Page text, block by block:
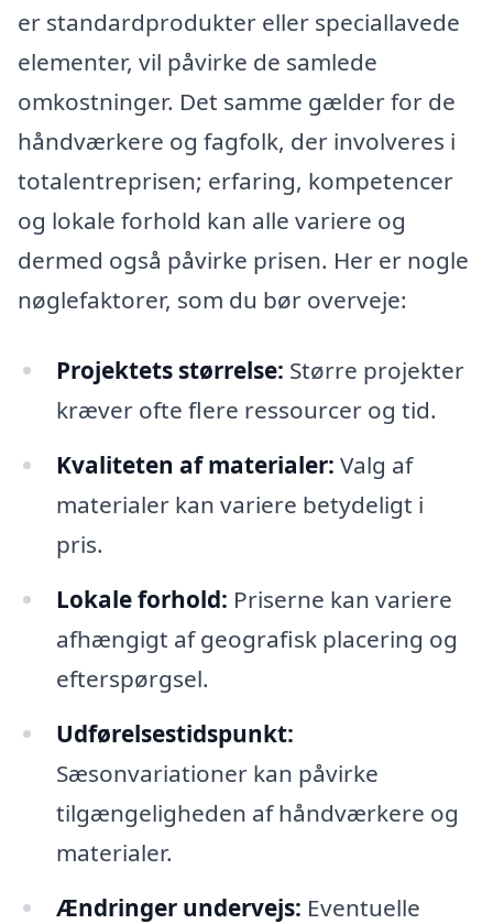
er standardprodukter eller speciallavede
elementer, vil påvirke de samlede
omkostninger. Det samme gælder for de
håndværkere og fagfolk, der involveres i
totalentreprisen; erfaring, kompetencer
og lokale forhold kan alle variere og
dermed også påvirke prisen. Her er nogle
nøglefaktorer, som du bør overveje:
Projektets størrelse: Større projekter
kræver ofte flere ressourcer og tid.
Kvaliteten af materialer: Valg af
materialer kan variere betydeligt i
pris.
Lokale forhold: Priserne kan variere
afhængigt af geografisk placering og
efterspørgsel.
Udførelsestidspunkt:
Sæsonvariationer kan påvirke
tilgængeligheden af håndværkere og
materialer.
Ændringer undervejs: Eventuelle